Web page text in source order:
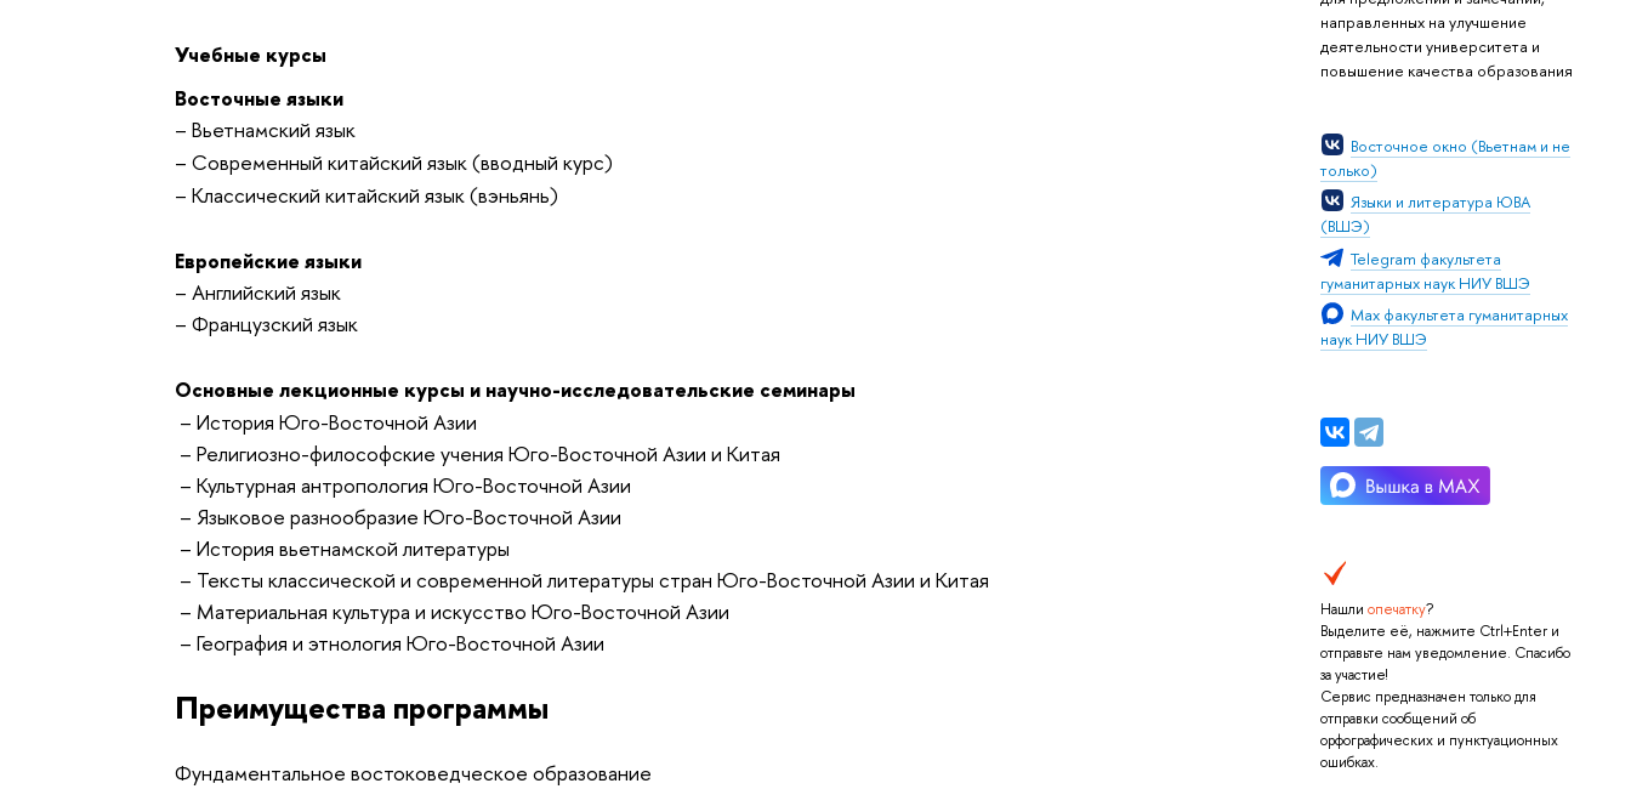
направленных на улучшение
деятельности университета и
повышение качества образования
Восточное окно (Вьетнам и не
только)
Языки и литература ЮВА
(ВШЭ)
Telegram факультета
гуманитарных наук НИУ ВШЭ
Мах факультета гуманитарных
наук НИУ ВШЭ
Нашли опечатку?
Выделите её, нажмите Ctrl+Enter и
отправьте нам уведомление. Спасибо
за участие!
Сервис предназначен только для
отправки сообщений об
орфографических и пунктуационных
ошибках.
Учебные курсы
Восточные языки
– Вьетнамский язык
– Современный китайский язык (вводный курс)
– Классический китайский язык (вэньянь)
Европейские языки
– Английский язык
– Французский язык
Основные лекционные курсы и научно-исследовательские семинары
– История Юго-Восточной Азии
– Религиозно-философские учения Юго-Восточной Азии и Китая
– Культурная антропология Юго-Восточной Азии
– Языковое разнообразие Юго-Восточной Азии
– История вьетнамской литературы
– Тексты классической и современной литературы стран Юго-Восточной Азии и Китая
– Материальная культура и искусство Юго-Восточной Азии
– География и этнология Юго-Восточной Азии
Преимущества программы
Фундаментальное востоковедческое образование